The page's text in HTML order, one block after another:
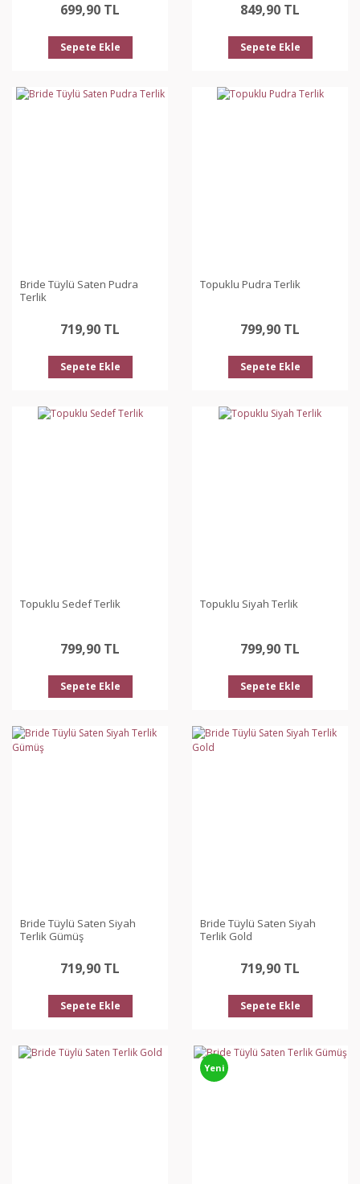
699,90 TL
Sepete Ekle
849,90 TL
Sepete Ekle
Bride Tüylü Saten Pudra
Terlik
719,90 TL
Sepete Ekle
Topuklu Pudra Terlik
799,90 TL
Sepete Ekle
Topuklu Sedef Terlik
799,90 TL
Sepete Ekle
Topuklu Siyah Terlik
799,90 TL
Sepete Ekle
Bride Tüylü Saten Siyah
Terlik Gümüş
719,90 TL
Sepete Ekle
Bride Tüylü Saten Siyah
Terlik Gold
719,90 TL
Sepete Ekle
Yeni